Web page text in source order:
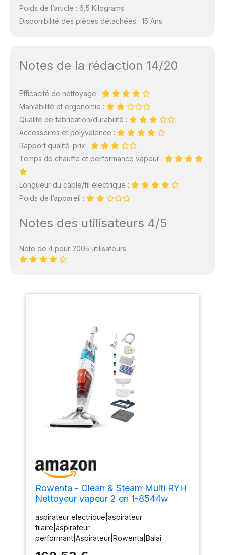
Poids de l’article : 6,5 Kilograms
Disponibilité des pièces détachées : 15 Ans
Notes de la rédaction 14/20
Efficacité de nettoyage :
Maniabilité et ergonomie :
Qualité de fabrication/durabilité :
Accessoires et polyvalence :
Rapport qualité-prix :
Temps de chauffe et performance vapeur :
Longueur du câble/fil électrique :
Poids de l’appareil :
Notes des utilisateurs 4/5
Note de 4 pour 2005 utilisateurs
Rowenta - Clean & Steam Multi RYH
Nettoyeur vapeur 2 en 1-8544w
aspirateur electrique|aspirateur
filaire|aspirateur
performant|Aspirateur|Rowenta|Balai